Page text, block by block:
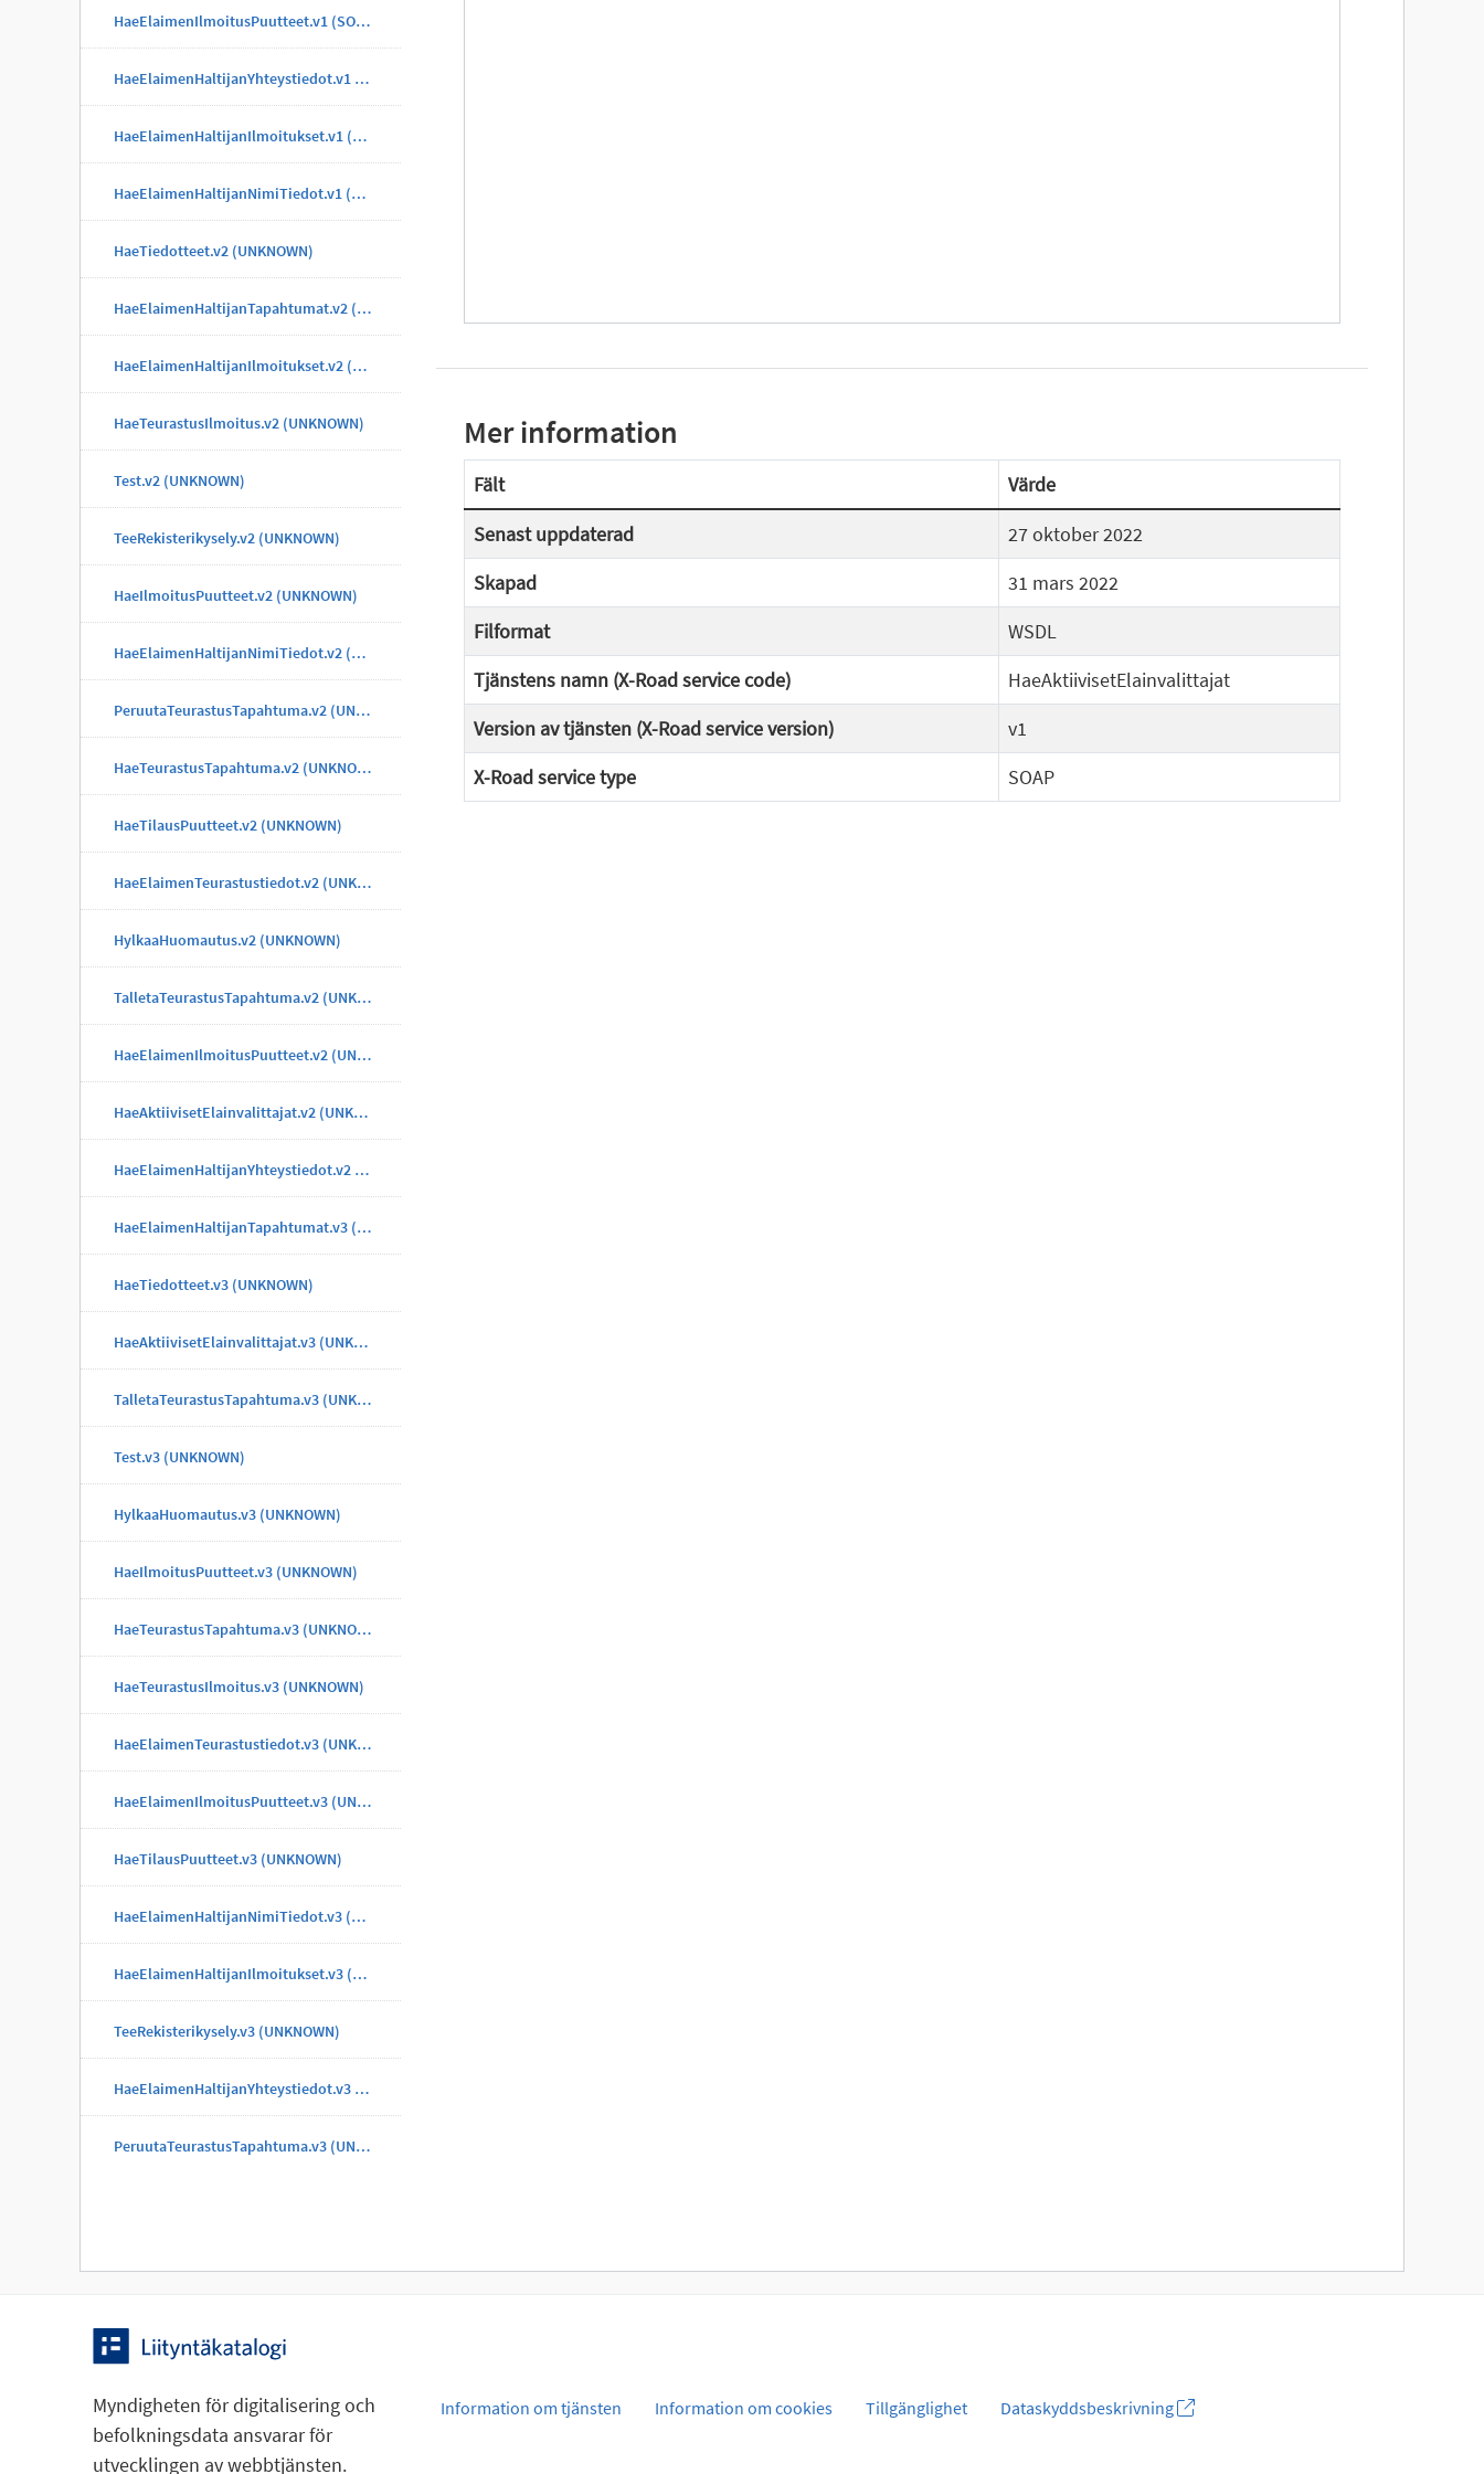
HaeElaimenIlmoitusPuutteet.v1 (SOAP)
HaeElaimenHaltijanYhteystiedot.v1 (SOAP)
HaeElaimenHaltijanIlmoitukset.v1 (SOAP)
HaeElaimenHaltijanNimiTiedot.v1 (SOAP)
HaeTiedotteet.v2 (UNKNOWN)
HaeElaimenHaltijanTapahtumat.v2 (UNKNOWN)
HaeElaimenHaltijanIlmoitukset.v2 (UNKNOWN)
HaeTeurastusIlmoitus.v2 (UNKNOWN)
Test.v2 (UNKNOWN)
TeeRekisterikysely.v2 (UNKNOWN)
HaeIlmoitusPuutteet.v2 (UNKNOWN)
HaeElaimenHaltijanNimiTiedot.v2 (UNKNOWN)
PeruutaTeurastusTapahtuma.v2 (UNKNOWN)
HaeTeurastusTapahtuma.v2 (UNKNOWN)
HaeTilausPuutteet.v2 (UNKNOWN)
HaeElaimenTeurastustiedot.v2 (UNKNOWN)
HylkaaHuomautus.v2 (UNKNOWN)
TalletaTeurastusTapahtuma.v2 (UNKNOWN)
HaeElaimenIlmoitusPuutteet.v2 (UNKNOWN)
HaeAktiivisetElainvalittajat.v2 (UNKNOWN)
HaeElaimenHaltijanYhteystiedot.v2 (UNKNOWN)
HaeElaimenHaltijanTapahtumat.v3 (UNKNOWN)
HaeTiedotteet.v3 (UNKNOWN)
HaeAktiivisetElainvalittajat.v3 (UNKNOWN)
TalletaTeurastusTapahtuma.v3 (UNKNOWN)
Test.v3 (UNKNOWN)
HylkaaHuomautus.v3 (UNKNOWN)
HaeIlmoitusPuutteet.v3 (UNKNOWN)
HaeTeurastusTapahtuma.v3 (UNKNOWN)
HaeTeurastusIlmoitus.v3 (UNKNOWN)
HaeElaimenTeurastustiedot.v3 (UNKNOWN)
HaeElaimenIlmoitusPuutteet.v3 (UNKNOWN)
HaeTilausPuutteet.v3 (UNKNOWN)
HaeElaimenHaltijanNimiTiedot.v3 (UNKNOWN)
HaeElaimenHaltijanIlmoitukset.v3 (UNKNOWN)
TeeRekisterikysely.v3 (UNKNOWN)
HaeElaimenHaltijanYhteystiedot.v3 (UNKNOWN)
PeruutaTeurastusTapahtuma.v3 (UNKNOWN)
Mer information
Fält
Värde
Senast uppdaterad
27 oktober 2022
Skapad
31 mars 2022
Filformat
WSDL
Tjänstens namn (X-Road service code)
HaeAktiivisetElainvalittajat
Version av tjänsten (X-Road service version)
v1
X-Road service type
SOAP
Myndigheten för digitalisering och
befolkningsdata ansvarar för
utvecklingen av webbtjänsten.
Information om tjänsten Information om cookies Tillgänglighet Dataskyddsbeskrivning